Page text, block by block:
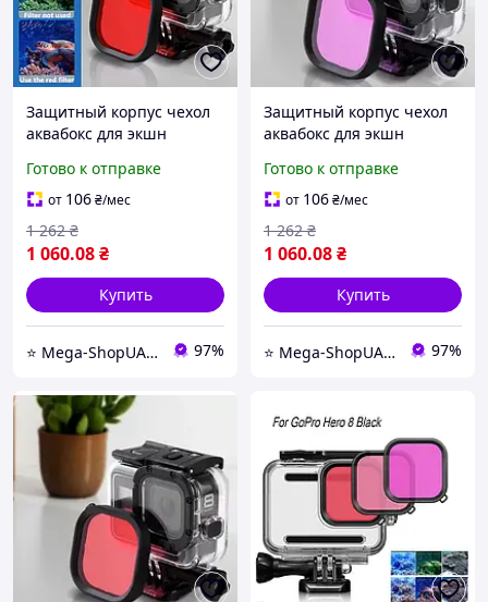
Защитный корпус чехол
аквабокс для экшн
Black
водонепроницаемый +
красный фильтр DE21R
Готово к отправке
от 106₴/мес
1 060.08₴
1 262 ₴
Купить
⭐️ Mega-ShopUA.com.ua 97%
Защитный корпус чехол
аквабокс для экшн
Black
водонепроницаемый +
фиолетовый фильтр
DE21W
Готово к отправке
от 106₴/мес
1 060.08₴
1 262 ₴
Купить
⭐️ Mega-ShopUA.com.ua 97%